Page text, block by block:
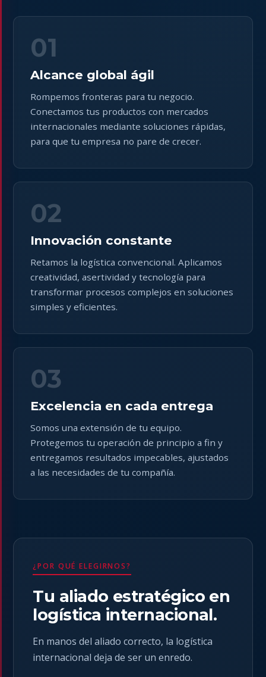
01
Alcance global ágil
Rompemos fronteras para tu negocio.
Conectamos tus productos con mercados
internacionales mediante soluciones rápidas,
para que tu empresa no pare de crecer.
02
Innovación constante
Retamos la logística convencional. Aplicamos
creatividad, asertividad y tecnología para
transformar procesos complejos en soluciones
simples y eficientes.
03
Excelencia en cada entrega
Somos una extensión de tu equipo.
Protegemos tu operación de principio a fin y
entregamos resultados impecables, ajustados
a las necesidades de tu compañía.
¿POR QUÉ ELEGIRNOS?
Tu aliado estratégico en
logística internacional.
En manos del aliado correcto, la logística
internacional deja de ser un enredo.